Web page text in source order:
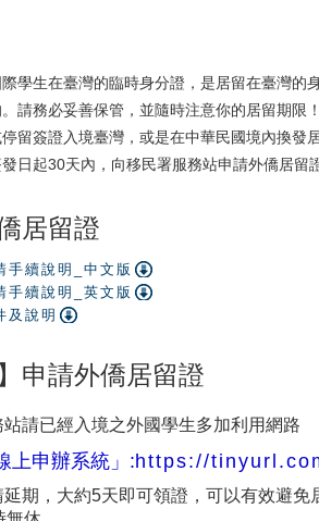
學生在臺灣的臨時身分證，是居留在臺灣的
請務必妥善保管，並隨時注意你的居留期限！
留簽證入境臺灣，或是在中華民國境內換發
日起30天內，向移民署服務站申請外僑居留
居留證
手續說明_中文版
手續說明_英文版
及說明
申請外僑居留證
請已經入境之外國學生多加利用網路
上申辦系統」:https://
期，大約5天即可領證，可以有效避